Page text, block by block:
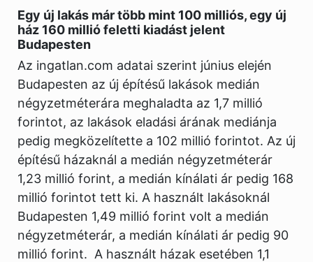
Egy új lakás már több mint 100 milliós, egy új
ház 160 millió feletti kiadást jelent
Budapesten
Az ingatlan.com adatai szerint június elején
Budapesten az új építésű lakások medián
négyzetméterára meghaladta az 1,7 millió
forintot, az lakások eladási árának mediánja
pedig megközelítette a 102 millió forintot. Az új
építésű házaknál a medián négyzetméterár
1,23 millió forint, a medián kínálati ár pedig 168
millió forintot tett ki. A használt lakásoknál
Budapesten 1,49 millió forint volt a medián
négyzetméterár, a medián kínálati ár pedig 90
millió forint. A használt házak esetében 1,1